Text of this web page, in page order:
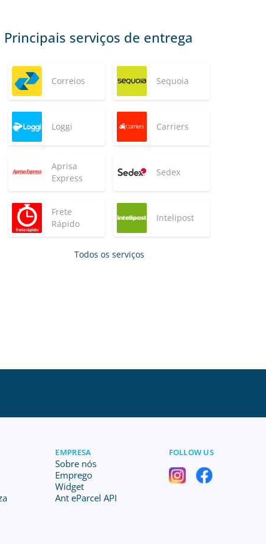
Principais serviços de entrega
Correios Sequoia
Loggi Carriers
Aprisa
Express
Sedex
Frete
Rápido
Intelipost
Todos os serviços
EMPRESA
Sobre nós
Emprego
Widget
Ant eParcel API
FOLLOW US